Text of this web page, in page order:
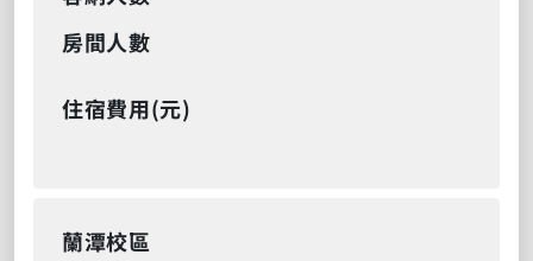
房間人數
住宿費用(元)
蘭潭校區